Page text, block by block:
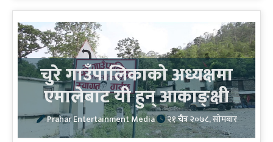
चुरे गाउँपालिकाको अध्यक्षमा
एमालेबाट यी हुन् आकाङ्क्षी
Prahar Entertainment Media २१ चैत्र २०७८, सोमबार